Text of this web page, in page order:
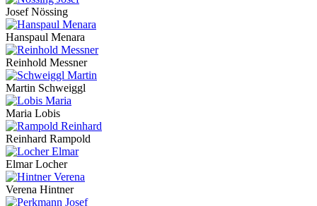
Josef Nössing
Hanspaul Menara
Reinhold Messner
Martin Schweiggl
Maria Lobis
Reinhard Rampold
Elmar Locher
Verena Hintner